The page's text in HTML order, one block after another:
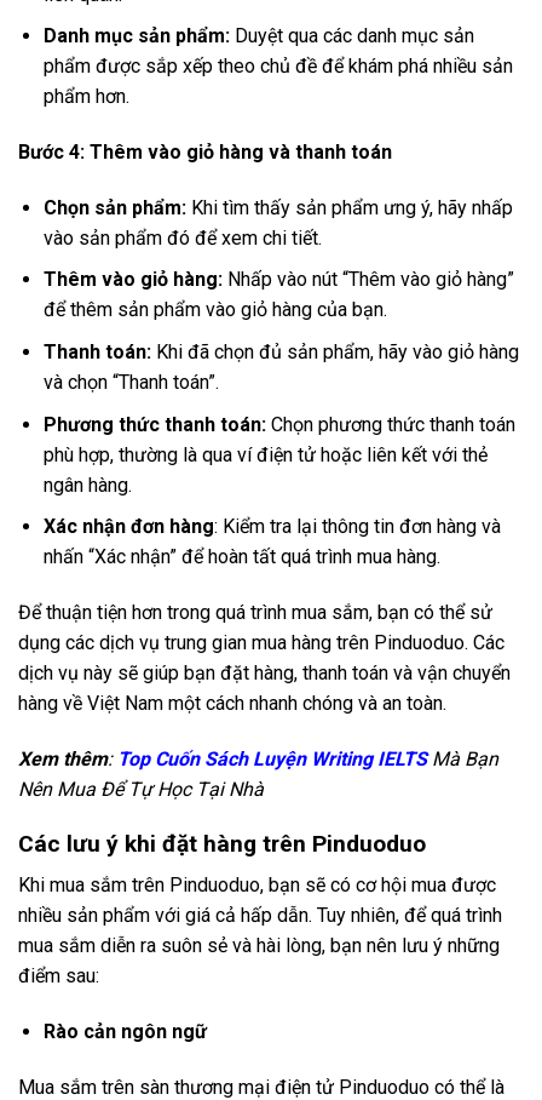
Danh mục sản phẩm:Duyệt qua các danh mục sản
phẩm được sắp xếp theo chủ đề để khám phá nhiều sản
phẩm hơn.
Bước 4: Thêm vào giỏ hàng và thanh toán
Chọn sản phẩm:Khi tìm thấy sản phẩm ưng ý, hãy nhấp
vào sản phẩm đó để xem chi tiết.
Thêm vào giỏ hàng:Nhấp vào nút “Thêm vào giỏ hàng”
để thêm sản phẩm vào giỏ hàng của bạn.
Thanh toán:Khi đã chọn đủ sản phẩm, hãy vào giỏ hàng
và chọn “Thanh toán”.
Phương thức thanh toán:Chọn phương thức thanh toán
phù hợp, thường là qua ví điện tử hoặc liên kết với thẻ
ngân hàng.
Xác nhận đơn hàng: Kiểm tra lại thông tin đơn hàng và
nhấn “Xác nhận” để hoàn tất quá trình mua hàng.
Để thuận tiện hơn trong quá trình mua sắm, bạn có thể sử
dụng các dịch vụ trung gian mua hàng trên Pinduoduo. Các
dịch vụ này sẽ giúp bạn đặt hàng, thanh toán và vận chuyển
hàng về Việt Nam một cách nhanh chóng và an toàn.
Xem thêm: Top Cuốn Sách Luyện Writing IELTSMà Bạn
Nên Mua Để Tự Học Tại Nhà
Các lưu ý khi đặt hàng trên Pinduoduo
Khi mua sắm trên Pinduoduo, bạn sẽ có cơ hội mua được
nhiều sản phẩm với giá cả hấp dẫn. Tuy nhiên, để quá trình
mua sắm diễn ra suôn sẻ và hài lòng, bạn nên lưu ý những
điểm sau:
Rào cản ngôn ngữ
Mua sắm trên sàn thương mại điện tử Pinduoduo có thể là